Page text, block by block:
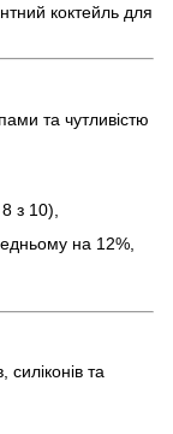
коктейль для
та чутливістю
з 10),
на 12%,
та